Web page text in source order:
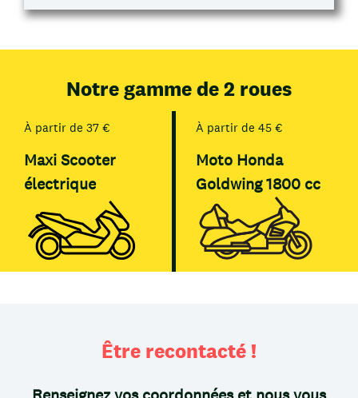
Notre gamme de 2 roues
À partir de 37 €
Maxi Scooter
électrique
À partir de 45 €
Moto Honda
Goldwing 1800 cc
Être recontacté !